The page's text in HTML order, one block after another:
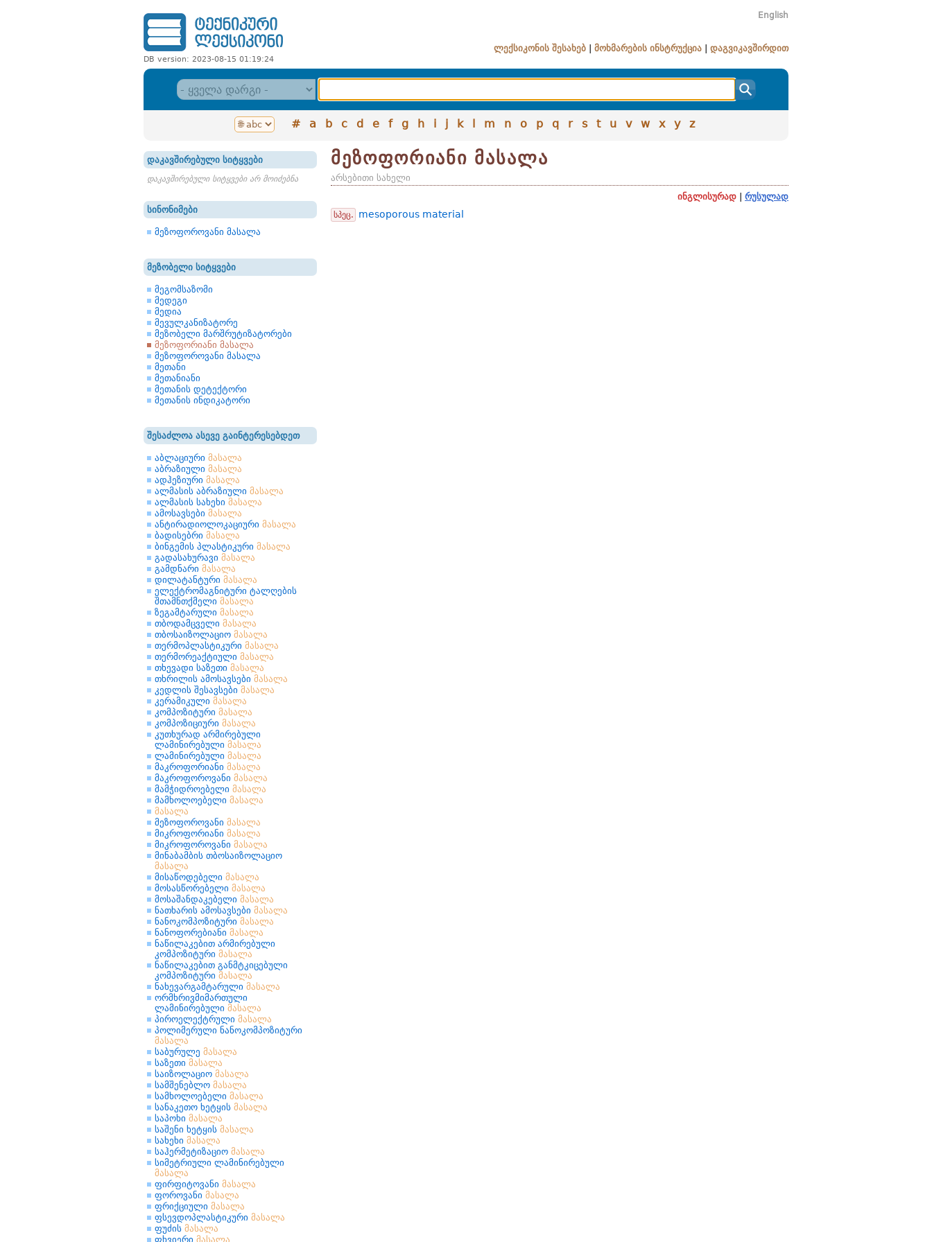
DB version: 2023-08-15 01:19:24
English
ლექსიკონის შესახებ მოხმარების ინსტრუქცია დაგვიკავშირდით
# a b c d e f g h i j k l m n o p q r s t u v w x y z
დაკავშირებული სიტყვები
დაკავშირებული სიტყვები არ მოიძებნა
სინონიმები
მეზოფოროვანი მასალა
მეზობელი სიტყვები
მეგომსაზომი
მედეგი
მედია
მევულკანიზატორე
მეზობელი მარშრუტიზატორები
მეზოფორიანი მასალა
მეზოფოროვანი მასალა
მეთანი
მეთანიანი
მეთანის დეტექტორი
მეთანის ინდიკატორი
შესაძლოა ასევე გაინტერესებდეთ
აბლაციური მასალა
აბრაზიული მასალა
ადჰეზიური მასალა
ალმასის აბრაზიული მასალა
ალმასის სახეხი მასალა
ამოსავსები მასალა
ანტირადიოლოკაციური მასალა
ბადისებრი მასალა
ბინგემის პლასტიკური მასალა
გადასახურავი მასალა
გამდნარი მასალა
დილატანტური მასალა
ელექტრომაგნიტური ტალღების
შთამნთქმელი მასალა
ზეგამტარული მასალა
თბოდამცველი მასალა
თბოსაიზოლაციო მასალა
თერმოპლასტიკური მასალა
თერმორეაქტიული მასალა
თხევადი საზეთი მასალა
თხრილის ამოსავსები მასალა
კედლის შესავსები მასალა
კერამიკული მასალა
კომპოზიტური მასალა
კომპოზიციური მასალა
კუთხურად არმირებული
ლამინირებული მასალა
ლამინირებული მასალა
მაკროფორიანი მასალა
მაკროფოროვანი მასალა
მამჭიდროებელი მასალა
მამხოლოებელი მასალა
მასალა
მეზოფოროვანი მასალა
მიკროფორიანი მასალა
მიკროფოროვანი მასალა
მინაბამბის თბოსაიზოლაციო
მასალა
მისაწოდებელი მასალა
მოსასწორებელი მასალა
მოსაშანდაკებელი მასალა
ნათხარის ამოსავსები მასალა
ნანოკომპოზიტური მასალა
ნანოფორებიანი მასალა
ნაწილაკებით არმირებული
კომპოზიტური მასალა
ნაწილაკებით განმტკიცებული
კომპოზიტური მასალა
ნახევარგამტარული მასალა
ორმხრივმიმართული
ლამინირებული მასალა
პიროელექტრული მასალა
პოლიმერული ნანოკომპოზიტური
მასალა
საბურულე მასალა
საზეთი მასალა
საიზოლაციო მასალა
სამშენებლო მასალა
სამხოლოებელი მასალა
სანაკეთო ხეტყის მასალა
საპოხი მასალა
საშენი ხეტყის მასალა
სახეხი მასალა
საჰერმეტიზაციო მასალა
სიმეტრიული ლამინირებული
მასალა
ფირფიტოვანი მასალა
ფოროვანი მასალა
ფრიქციული მასალა
ფსევდოპლასტიკური მასალა
ფუძის მასალა
ფხვიერი მასალა
მეზოფორიანი მასალა
არსებითი სახელი
ინგლისურად
რუსულად
სპეც. mesoporous material